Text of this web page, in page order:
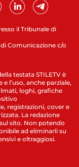
il Tribunale di
Comunicazione c/o
testata STILETV è
l’uso, anche parziale,
loghi, grafiche
registrazioni, cover e
La redazione
sito. Non potendo
ad eliminarli su
e oltraggiosi.